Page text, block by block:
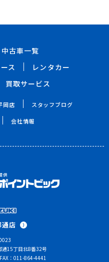
中古車一覧
ス
レンタカー
買取サービス
岡店 スタッフブログ
会社情報
通店
通15丁目北8番32号
：011-864-4441